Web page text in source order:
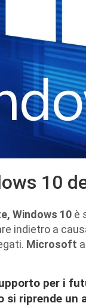
10
Windows 10 è
indietro a
Microsoft
per i
si riprende un